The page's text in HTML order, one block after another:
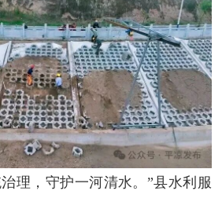
理，守护一河清水。”县水利服